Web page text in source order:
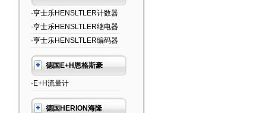
·亨士乐HENSLTLER计数器
·亨士乐HENSLTLER继电器
·亨士乐HENSLTLER编码器
德国E+H恩格斯豪
·E+H流量计
德国HERION海隆